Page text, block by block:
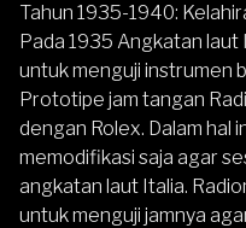
Tahun 1935-1940:
Pada 1935 Angkatan
untuk menguji instrumen
Prototipe jam tangan
dengan Rolex. Dalam hal
memodifikasi saja agar
angkatan laut Italia.
untuk menguji jamnya